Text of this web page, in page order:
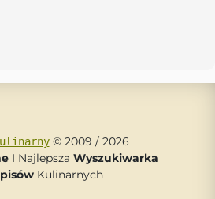
© 2009 / 2026
I Najlepsza Wyszukiwarka
Kulinarnych